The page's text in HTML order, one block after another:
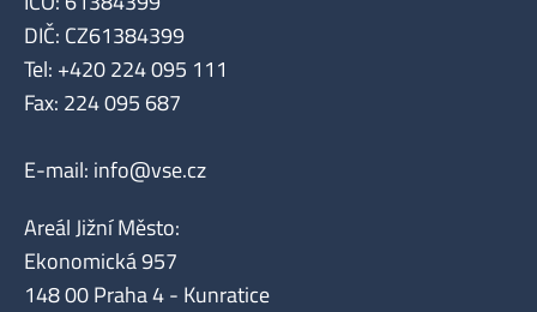
DIČ: CZ61384399
Tel: +420 224 095 111
Fax: 224 095 687
E-mail: info@vse.cz
Areál Jižní Město:
Ekonomická 957
148 00 Praha 4 - Kunratice